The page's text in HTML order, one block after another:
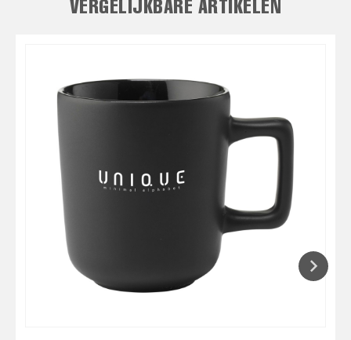
VERGELIJKBARE ARTIKELEN